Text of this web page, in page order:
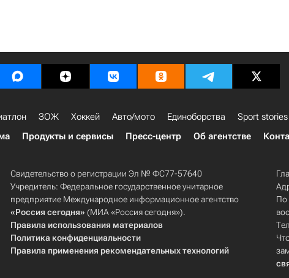
ЗОЖ Хоккей Авто/мото Единоборства Sport stories
Продукты и сервисы Пресс-центр Об агентстве
Свидетельство о регистрации Эл № ФС77-57640
Учредитель: Федеральное государственное унитарное
предприятие Международное информационное агентство
«Россия сегодня» (МИА «Россия сегодня»).
Правила использования материалов
Политика конфиденциальности
Правила применения рекомендательных технологий
По